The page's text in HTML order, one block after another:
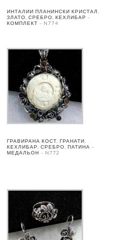
ИНТАЛИИ ПЛАНИНСКИ КРИСТАЛ,
ЗЛАТО, СРЕБРО, КЕХЛИБАР –
КОМПЛЕКТ – N774
ГРАВИРАНА КОСТ, ГРАНАТИ,
КЕХЛИБАР, СРЕБРО, ПАТИНА –
МЕДАЛЬОН – N772